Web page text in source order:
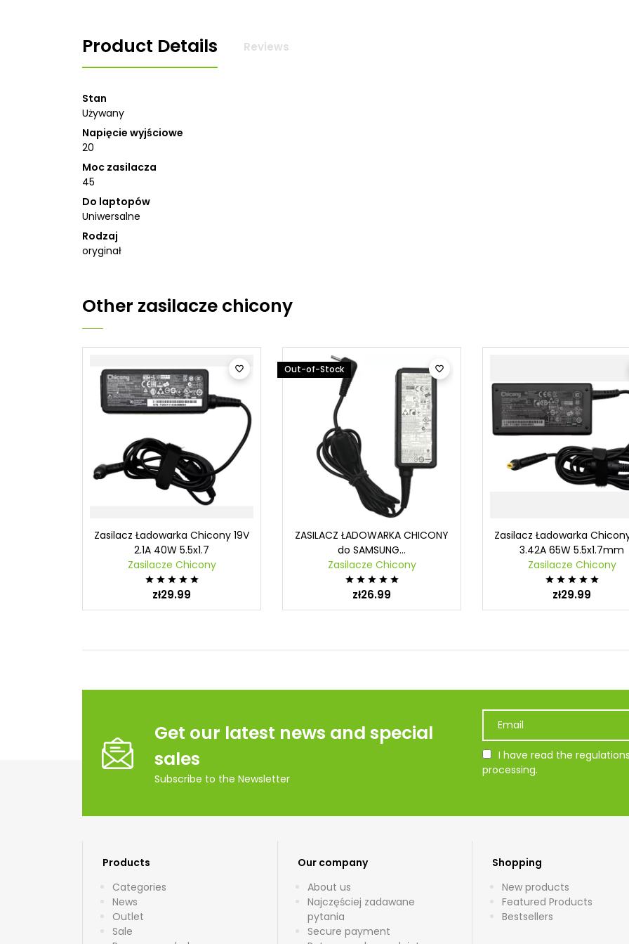
Product Details Reviews
Stan
Używany
Napięcie wyjściowe
20
Moc zasilacza
45
Do laptopów
Uniwersalne
Rodzaj
oryginał
Other zasilacze chicony

Zasilacz Ładowarka Chicony 19V
2.1A 40W 5.5x1.7
Zasilacze Chicony
    
zł29.99

ZASILACZ ŁADOWARKA CHICONY
do SAMSUNG...
Zasilacze Chicony
    
zł26.99
Out-of-Stock
Zasilacz Ładowarka
3.42A 65W 5.5x1.7mm
Zasilacze Chicony
    
zł29.99
Get our latest news and special
sales
Subscribe to the Newsletter
I have read the
processing.
Products
Categories
News
Outlet
Sale
Our company
About us
Najczęściej zadawane
pytania
Secure payment
Shopping
New products
Featured Products
Bestsellers